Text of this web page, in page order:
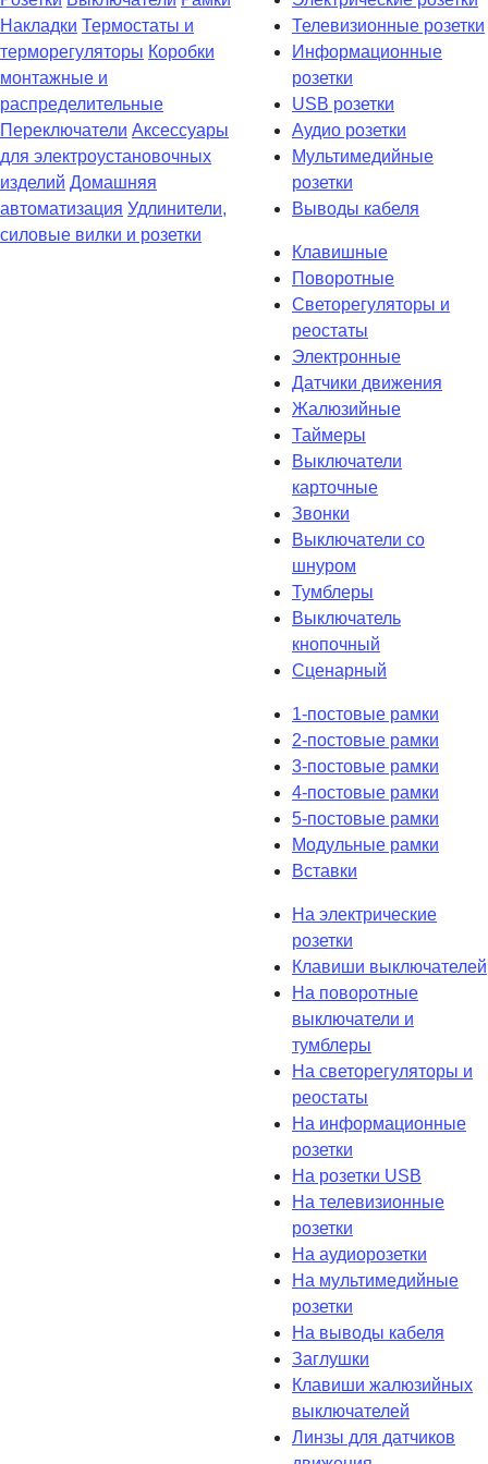
Накладки Термостаты и
терморегуляторы Коробки
монтажные и
распределительные
Переключатели Аксессуары
для электроустановочных
изделий Домашняя
автоматизация Удлинители,
силовые вилки и розетки
Телевизионные розетки
Информационные
розетки
USB розетки
Аудио розетки
Мультимедийные
розетки
Выводы кабеля
Клавишные
Поворотные
Светорегуляторы и
реостаты
Электронные
Датчики движения
Жалюзийные
Таймеры
Выключатели
карточные
Звонки
Выключатели со
шнуром
Тумблеры
Выключатель
кнопочный
Сценарный
1-постовые рамки
2-постовые рамки
3-постовые рамки
4-постовые рамки
5-постовые рамки
Модульные рамки
Вставки
На электрические
розетки
Клавиши выключателей
На поворотные
выключатели и
тумблеры
На светорегуляторы и
реостаты
На информационные
розетки
На розетки USB
На телевизионные
розетки
На аудиорозетки
На мультимедийные
розетки
На выводы кабеля
Заглушки
Клавиши жалюзийных
выключателей
Линзы для датчиков